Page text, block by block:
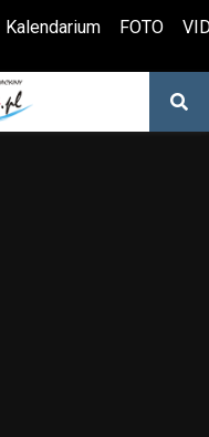
Kalendarium FOTO